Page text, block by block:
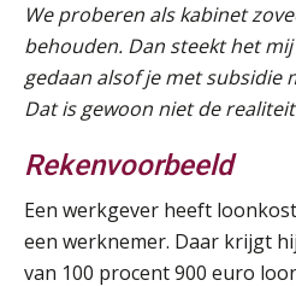
We proberen als kabinet
behouden. Dan steekt het
gedaan alsof je met subsidie
Dat is gewoon niet de
Rekenvoorbeeld
Een werkgever heeft
een werknemer. Daar krijgt
van 100 procent 900 euro
17
SEP
SD Worx
17
MOCuitgevers
21
SEP
MOCuitgevers